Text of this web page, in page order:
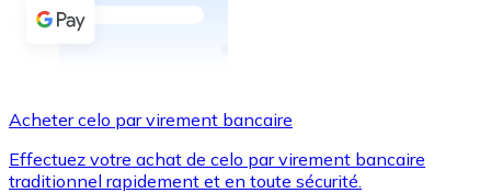
Virement SEPA
Utilisez les cartes Visa et Mastercard pour acheter
Acheter celo par virement bancaire
Effectuez votre achat de celo par virement bancaire
traditionnel rapidement et en toute sécurité.